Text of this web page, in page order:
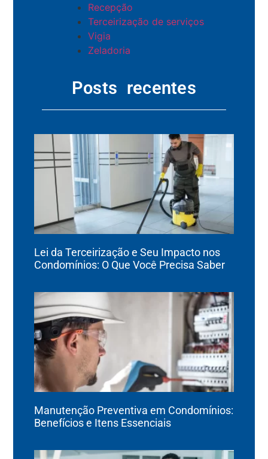
Recepção
Terceirização de serviços
Vigia
Zeladoria
Posts recentes
Lei da Terceirização e Seu Impacto nos
Condomínios: O Que Você Precisa Saber
Manutenção Preventiva em Condomínios:
Benefícios e Itens Essenciais